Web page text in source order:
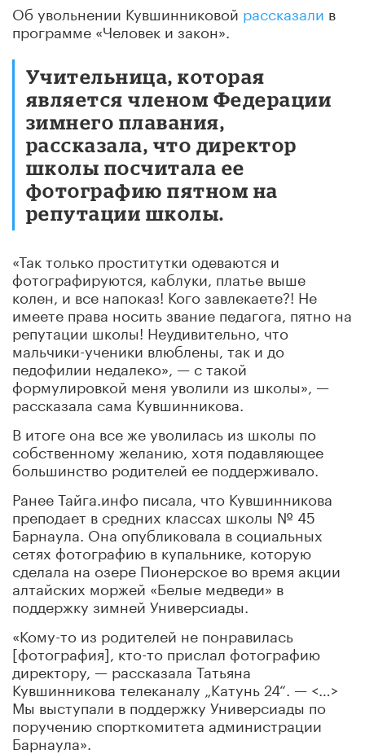
Об увольнении Кувшинниковой рассказали в
программе «Человек и закон».
Учительница, которая
является членом Федерации
зимнего плавания,
рассказала, что директор
школы посчитала ее
фотографию пятном на
репутации школы.
«Так только проститутки одеваются и
фотографируются, каблуки, платье выше
колен, и все напоказ! Кого завлекаете?! Не
имеете права носить звание педагога, пятно на
репутации школы! Неудивительно, что
мальчики-ученики влюблены, так и до
педофилии недалеко», — с такой
формулировкой меня уволили из школы», —
рассказала сама Кувшинникова.
В итоге она все же уволилась из школы по
собственному желанию, хотя подавляющее
большинство родителей ее поддерживало.
Ранее Тайга.инфо писала, что Кувшинникова
преподает в средних классах школы № 45
Барнаула. Она опубликовала в социальных
сетях фотографию в купальнике, которую
сделала на озере Пионерское во время акции
алтайских моржей «Белые медведи» в
поддержку зимней Универсиады.
«Кому-то из родителей не понравилась
[фотография], кто-то прислал фотографию
директору, — рассказала Татьяна
Кувшинникова телеканалу „Катунь 24“. — <…>
Мы выступали в поддержку Универсиады по
поручению спорткомитета администрации
Барнаула».